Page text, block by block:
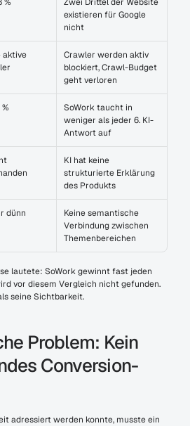
existieren für Google
nicht
aktive
Crawler werden aktiv
blockiert, Crawl-Budget
geht verloren
%
SoWork taucht in
weniger als jeder 6. KI-
Antwort auf
KI hat keine
strukturierte Erklärung
des Produkts
dünn
Keine semantische
Verbindung zwischen
Themenbereichen
lautete: SoWork gewinnt fast jeden
vor diesem Vergleich nicht gefunden.
seine Sichtbarkeit.
Problem: Kein
Conversion-
adressiert werden konnte, musste ein